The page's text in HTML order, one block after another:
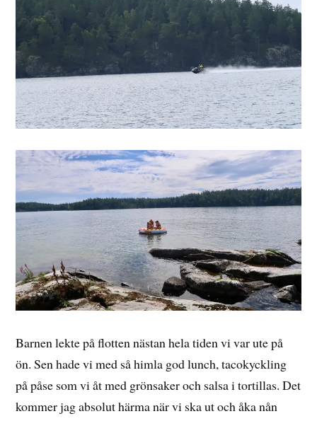
Barnen lekte på flotten nästan hela tiden vi var ute på
ön. Sen hade vi med så himla god lunch, tacokyckling
på påse som vi åt med grönsaker och salsa i tortillas. Det
kommer jag absolut härma när vi ska ut och åka nån